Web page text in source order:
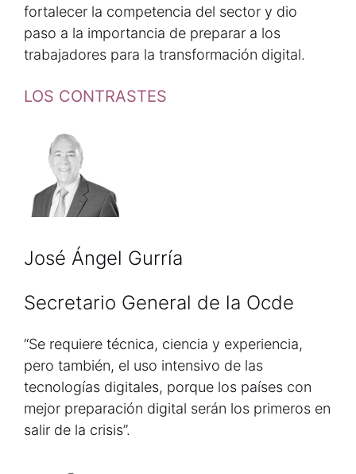
fortalecer la competencia del sector y dio
paso a la importancia de preparar a los
trabajadores para la transformación digital.
LOS CONTRASTES
José Ángel Gurría
Secretario General de la Ocde
“Se requiere técnica, ciencia y experiencia,
pero también, el uso intensivo de las
tecnologías digitales, porque los países con
mejor preparación digital serán los primeros en
salir de la crisis”.